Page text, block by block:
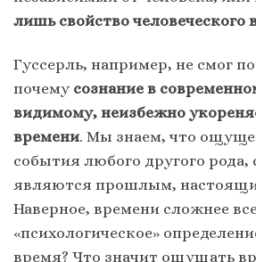
лишь свойство человеческого
Гуссерль, например, не смог
почему сознание в
видимому, неизбежно
времени. Мы знаем, что
события любого другого рода,
являются прошлым,
Наверное, времени сложнее
«психологическое»
время? Что значит ощущать